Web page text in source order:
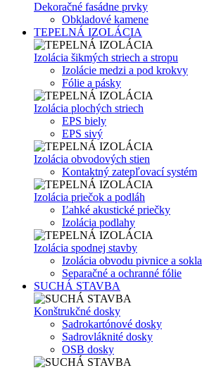
Dekoračné fasádne prvky
Obkladové kamene
TEPELNÁ IZOLÁCIA
Izolácia šikmých striech a stropu
Izolácie medzi a pod krokvy
Fólie a pásky
Izolácia plochých striech
EPS biely
EPS sivý
Izolácia obvodových stien
Kontaktný zatepľovací systém
Izolácia priečok a podláh
Ľahké akustické priečky
Izolácia podlahy
Izolácia spodnej stavby
Izolácia obvodu pivnice a sokla
Separačné a ochranné fólie
SUCHÁ STAVBA
Konštrukčné dosky
Sadrokartónové dosky
Sadrovláknité dosky
OSB dosky